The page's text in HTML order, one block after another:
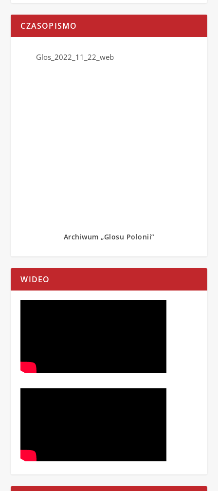
CZASOPISMO
Glos_2022_11_22_web
Archiwum „Glosu Polonii”
WIDEO